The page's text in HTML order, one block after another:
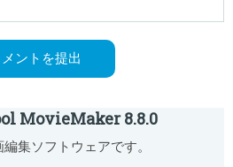
MovieMaker 8.8.0
集ソフトウェアです。